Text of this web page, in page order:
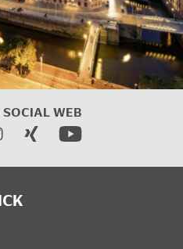
SOCIAL WEB